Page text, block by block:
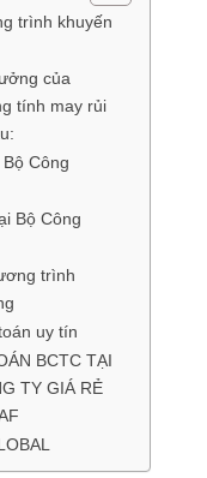
trình khuyến
của
tính may rủi
Công
Bộ Công
trình
uy tín
BCTC TẠI
TY GIÁ RẺ